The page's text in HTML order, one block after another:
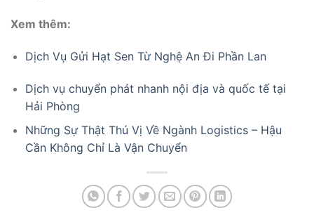
Xem thêm:
Dịch Vụ Gửi Hạt Sen Từ Nghệ An Đi Phần Lan
Dịch vụ chuyển phát nhanh nội địa và quốc tế tại
Hải Phòng
Những Sự Thật Thú Vị Về Ngành Logistics – Hậu
Cần Không Chỉ Là Vận Chuyển